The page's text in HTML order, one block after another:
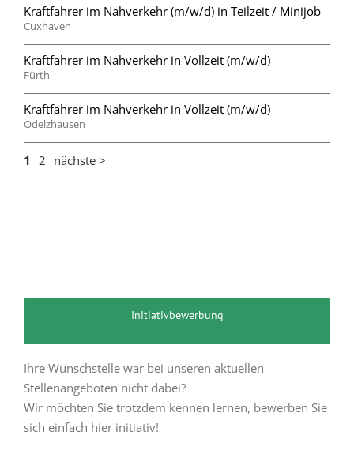
Kraftfahrer im Nahverkehr (m/w/d) in Teilzeit / Minijob
Cuxhaven
Kraftfahrer im Nahverkehr in Vollzeit (m/w/d)
Fürth
Kraftfahrer im Nahverkehr in Vollzeit (m/w/d)
Odelzhausen
1 2 nächste >
Initiativbewerbung
Ihre Wunschstelle war bei unseren aktuellen
Stellenangeboten nicht dabei?
Wir möchten Sie trotzdem kennen lernen, bewerben Sie
sich einfach hier initiativ!